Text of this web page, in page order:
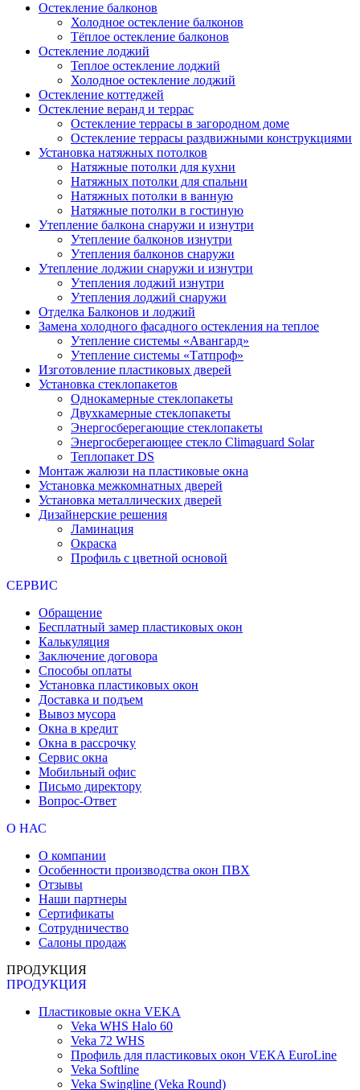
Остекление балконов
Холодное остекление балконов
Тёплое остекление балконов
Остекление лоджий
Теплое остекление лоджий
Холодное остекление лоджий
Остекление коттеджей
Остекление веранд и террас
Остекление террасы в загородном доме
Остекление террасы раздвижными конструкциями
Установка натяжных потолков
Натяжные потолки для кухни
Натяжных потолки для спальни
Натяжных потолки в ванную
Натяжные потолки в гостиную
Утепление балкона снаружи и изнутри
Утепление балконов изнутри
Утепления балконов снаружи
Утепление лоджии снаружи и изнутри
Утепления лоджий изнутри
Утепления лоджий снаружи
Отделка Балконов и лоджий
Замена холодного фасадного остекления на теплое
Утепление системы «Авангард»
Утепление системы «Татпроф»
Изготовление пластиковых дверей
Установка стеклопакетов
Однокамерные стеклопакеты
Двухкамерные стеклопакеты
Энергосберегающие стеклопакеты
Энергосберегающее стекло Climaguard Solar
Теплопакет DS
Монтаж жалюзи на пластиковые окна
Установка межкомнатных дверей
Установка металлических дверей
Дизайнерские решения
Ламинация
Окраска
Профиль с цветной основой
СЕРВИС
Обращение
Бесплатный замер пластиковых окон
Калькуляция
Заключение договора
Способы оплаты
Установка пластиковых окон
Доставка и подъем
Вывоз мусора
Окна в кредит
Окна в рассрочку
Сервис окна
Мобильный офис
Письмо директору
Вопрос-Ответ
О НАС
О компании
Особенности производства окон ПВХ
Отзывы
Наши партнеры
Сертификаты
Сотрудничество
Салоны продаж
ПРОДУКЦИЯ
ПРОДУКЦИЯ
Пластиковые окна VEKA
Veka WHS Halo 60
Veka 72 WHS
Профиль для пластиковых окон VEKA EuroLine
Veka Softline
Veka Swingline (Veka Round)